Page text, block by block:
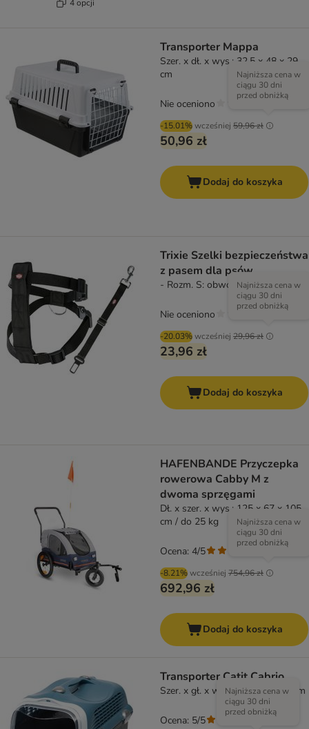
4 opcji
Transporter Mappa
Szer. x dł. x wys.: 32,5 x 48 x 29
cm
-15.01%wcześniej 59,96 zł
Najniższa cena w
ciągu 30 dni
przed obniżką
50,96 zł
Nie oceniono
Dodaj do koszyka
Trixie Szelki bezpieczeństwa
z pasem dla psów
- Rozm. S: obwód 30 - 60 cm
-20.03%wcześniej 29,96 zł
Najniższa cena w
ciągu 30 dni
przed obniżką
23,96 zł
Nie oceniono
Dodaj do koszyka
HAFENBANDE Przyczepka
rowerowa Cabby M z
dwoma sprzęgami
Dł. x szer. x wys.: 125 x 67 x 105
cm / do 25 kg
-8.21%wcześniej 754,96 zł
Najniższa cena w
ciągu 30 dni
przed obniżką
692,96 zł
Ocena: 4/5
Dodaj do koszyka
Transporter Catit Cabrio
Szer. x gł. x wys.: 33 x 51 x 35 cm
Najniższa cena w
ciągu 30 dni
przed obniżką
Ocena: 5/5